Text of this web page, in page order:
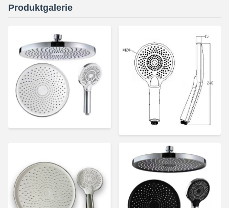
Produktgalerie